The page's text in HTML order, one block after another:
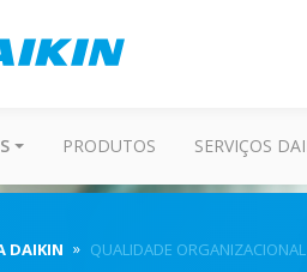
PRODUTOS SERVIÇOS
DAIKIN QUALIDADE ORGANIZACIONAL